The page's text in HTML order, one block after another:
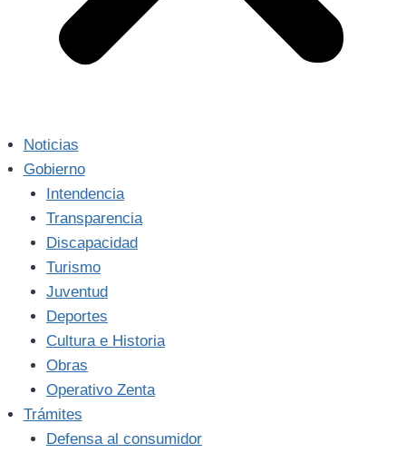
Noticias
Gobierno
Intendencia
Transparencia
Discapacidad
Turismo
Juventud
Deportes
Cultura e Historia
Obras
Operativo Zenta
Trámites
Defensa al consumidor